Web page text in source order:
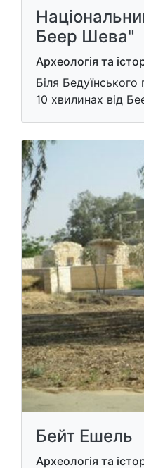
Беер Шева"
Археологія та
Біля
10 хвилинах від
Бейт Ешель
Археологія та